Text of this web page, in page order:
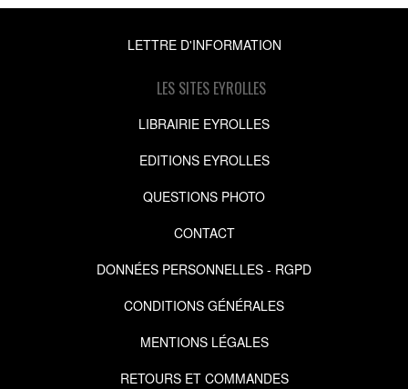
LETTRE D'INFORMATION
LES SITES EYROLLES
LIBRAIRIE EYROLLES
EDITIONS EYROLLES
QUESTIONS PHOTO
CONTACT
DONNÉES PERSONNELLES - RGPD
CONDITIONS GÉNÉRALES
MENTIONS LÉGALES
RETOURS ET COMMANDES